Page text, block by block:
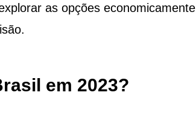
as opções economicamente
em 2023?